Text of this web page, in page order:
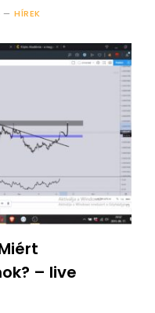
HÍREK
– live